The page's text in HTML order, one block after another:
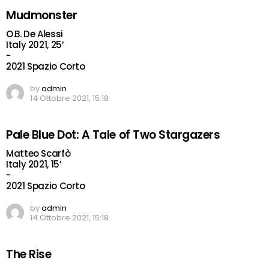
Mudmonster
O.B. De Alessi
Italy 2021, 25’
-
2021 Spazio Corto
byadmin
14 Ottobre 2021, 15:18
Pale Blue Dot: A Tale of Two Stargazers
Matteo Scarfò
Italy 2021, 15’
-
2021 Spazio Corto
byadmin
14 Ottobre 2021, 15:18
The Rise